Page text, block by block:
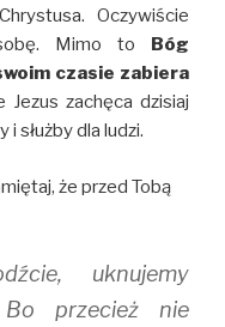
Oczywiście
Mimo to
Bóg
czasie zabiera
zachęca dzisiaj
służby dla ludzi.
że przed Tobą
uknujemy
Bo przecież nie